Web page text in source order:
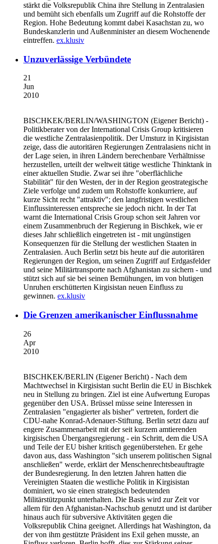
stärkt die Volksrepublik China ihre Stellung in Zentralasien
und bemüht sich ebenfalls um Zugriff auf die Rohstoffe der
Region. Hohe Bedeutung kommt dabei Kasachstan zu, wo
Bundeskanzlerin und Außenminister an diesem Wochenende
eintreffen. ex.klusiv
Unzuverlässige Verbündete
21
Jun
2010
BISCHKEK/BERLIN/WASHINGTON (Eigener Bericht) -
Politikberater von der International Crisis Group kritisieren
die westliche Zentralasienpolitik. Der Umsturz in Kirgisistan
zeige, dass die autoritären Regierungen Zentralasiens nicht in
der Lage seien, in ihren Ländern berechenbare Verhältnisse
herzustellen, urteilt der weltweit tätige westliche Thinktank in
einer aktuellen Studie. Zwar sei ihre "oberflächliche
Stabilität" für den Westen, der in der Region geostrategische
Ziele verfolge und zudem um Rohstoffe konkurriere, auf
kurze Sicht recht "attraktiv"; den langfristigen westlichen
Einflussinteressen entspreche sie jedoch nicht. In der Tat
warnt die International Crisis Group schon seit Jahren vor
einem Zusammenbruch der Regierung in Bischkek, wie er
dieses Jahr schließlich eingetreten ist - mit ungünstigen
Konsequenzen für die Stellung der westlichen Staaten in
Zentralasien. Auch Berlin setzt bis heute auf die autoritären
Regierungen der Region, um seinen Zugriff auf Erdgasfelder
und seine Militärtransporte nach Afghanistan zu sichern - und
stützt sich auf sie bei seinen Bemühungen, im von blutigen
Unruhen erschütterten Kirgisistan neuen Einfluss zu
gewinnen. ex.klusiv
Die Grenzen amerikanischer Einflussnahme
26
Apr
2010
BISCHKEK/BERLIN (Eigener Bericht) - Nach dem
Machtwechsel in Kirgisistan sucht Berlin die EU in Bischkek
neu in Stellung zu bringen. Ziel ist eine Aufwertung Europas
gegenüber den USA. Brüssel müsse seine Interessen in
Zentralasien "engagierter als bisher" vertreten, fordert die
CDU-nahe Konrad-Adenauer-Stiftung. Berlin setzt dazu auf
engere Zusammenarbeit mit der seit kurzem amtierenden
kirgisischen Übergangsregierung - ein Schritt, dem die USA
und Teile der EU bisher kritisch gegenüberstehen. Er gehe
davon aus, dass Washington "sich unserem politischen Signal
anschließen" werde, erklärt der Menschenrechtsbeauftragte
der Bundesregierung. In den letzten Jahren hatten die
Vereinigten Staaten die westliche Politik in Kirgisistan
dominiert, wo sie einen strategisch bedeutenden
Militärstützpunkt unterhalten. Die Basis wird zur Zeit vor
allem für den Afghanistan-Nachschub genutzt und ist darüber
hinaus auch für subversive Aktivitäten gegen die
Volksrepublik China geeignet. Allerdings hat Washington, da
der von ihm gestützte Präsident ins Exil gehen musste, an